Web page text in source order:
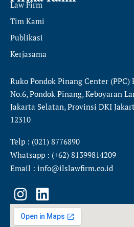
Law Firm
Tim Kami
Publikasi
Kerjasama
Ruko Pondok Pinang Center (PPC)
No.6, Pondok Pinang, Keboyaran
Jakarta Selatan, Provinsi DKI
12310
Telp : (021) 8776890
Whatsapp : (+62) 81399814209
Email : info@ilslawfirm.co.id
I
n
s
L
i
n